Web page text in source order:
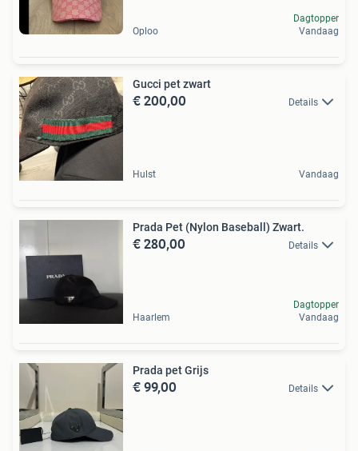
Oploo
Dagtopper
Vandaag
Gucci pet zwart
€ 200,00 Details
Hulst Vandaag
Prada Pet (Nylon Baseball) Zwart.
€ 280,00 Details
Haarlem
Dagtopper
Vandaag
Prada pet Grijs
€ 99,00 Details